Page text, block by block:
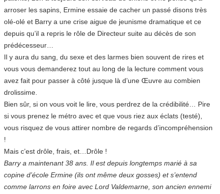
arroser les sapins, Ermine essaie de cacher un passé disons très
olé-olé et Barry a une crise aigue de jeunisme dramatique et ce
depuis qu’il a repris le rôle de Directeur suite au décès de son
prédécesseur…
Il y aura du sang, du sexe et des larmes bien souvent de rires et
vous vous demanderez tout au long de la lecture comment vous
avez fait pour passer à côté jusque là d’une Œuvre au combien
drolissime.
Bien sûr, si on vous voit le lire, vous perdrez de la crédibilité… Pire
si vous prenez le métro avec et que vous riez aux éclats (testé),
vous risquez de vous attirer nombre de regards d’incompréhension
!
Mais c’est drôle, frais, et…Drôle !
Barry a maintenant 38 ans. Il est depuis longtemps marié à sa
copine d’école Ermine (ils ont même deux gosses) et s’entend
comme larrons en foire avec Lord Valdemarne, son ancien ennemi